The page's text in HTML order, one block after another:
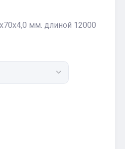
мм. длиной 12000